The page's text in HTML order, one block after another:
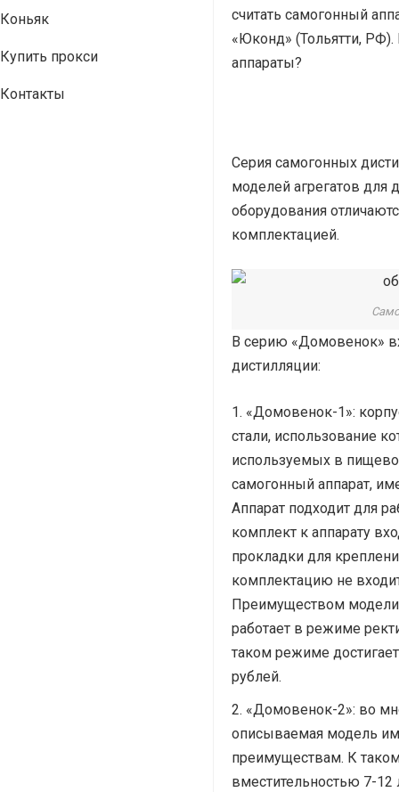
Коньяк
Купить прокси
Контакты
считать самогонный
«Юконд» (Тольятти,
аппараты?
Серия самогонных
моделей агрегатов для
оборудования
комплектацией.
В серию «Домовенок»
дистилляции:
«Домовенок-1»:
стали, использование
используемых в
самогонный аппарат,
Аппарат подходит для
комплект к аппарату
прокладки для
комплектацию не
Преимуществом модели
работает в режиме
таком режиме
рублей.
«Домовенок-2»: во
описываемая модель
преимуществам. К
вместительностью 7-12